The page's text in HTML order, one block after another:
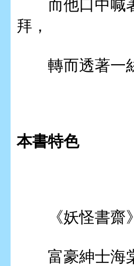
而他口中喊著
拜，
轉而透著一
本書特色
《妖怪書齋》
富豪紳士海